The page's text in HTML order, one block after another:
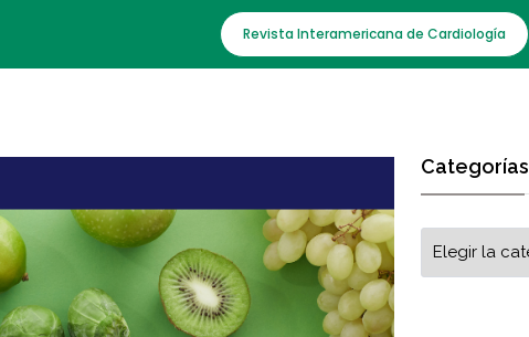
Revista Interamericana de Cardiología
Categorías